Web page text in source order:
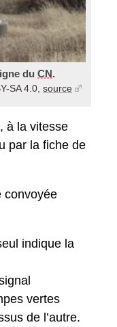
du CN.
SA 4.0, source
à la vitesse
par la fiche de
convoyée
indique la
vertes
de l’autre.